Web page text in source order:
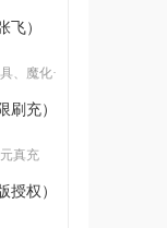
飞）
、魔化·
刷充）
真充
授权）